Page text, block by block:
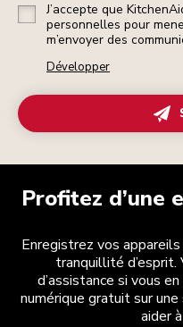
J’accepte que
personnelles pour
m’envoyer des
Développer
Profitez d’une
Enregistrez vos
tranquillité
d’assistance si vous
numérique gratuit sur
aider